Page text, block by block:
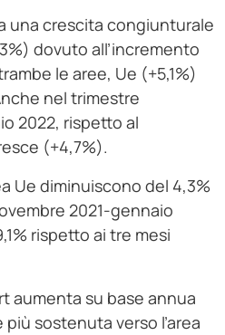
una crescita congiunturale
dovuto all’incremento
le aree, Ue (+5,1%)
nel trimestre
2022, rispetto al
(+4,7%).
Ue diminuiscono del 4,3%
2021-gennaio
rispetto ai tre mesi
aumenta su base annua
sostenuta verso l’area